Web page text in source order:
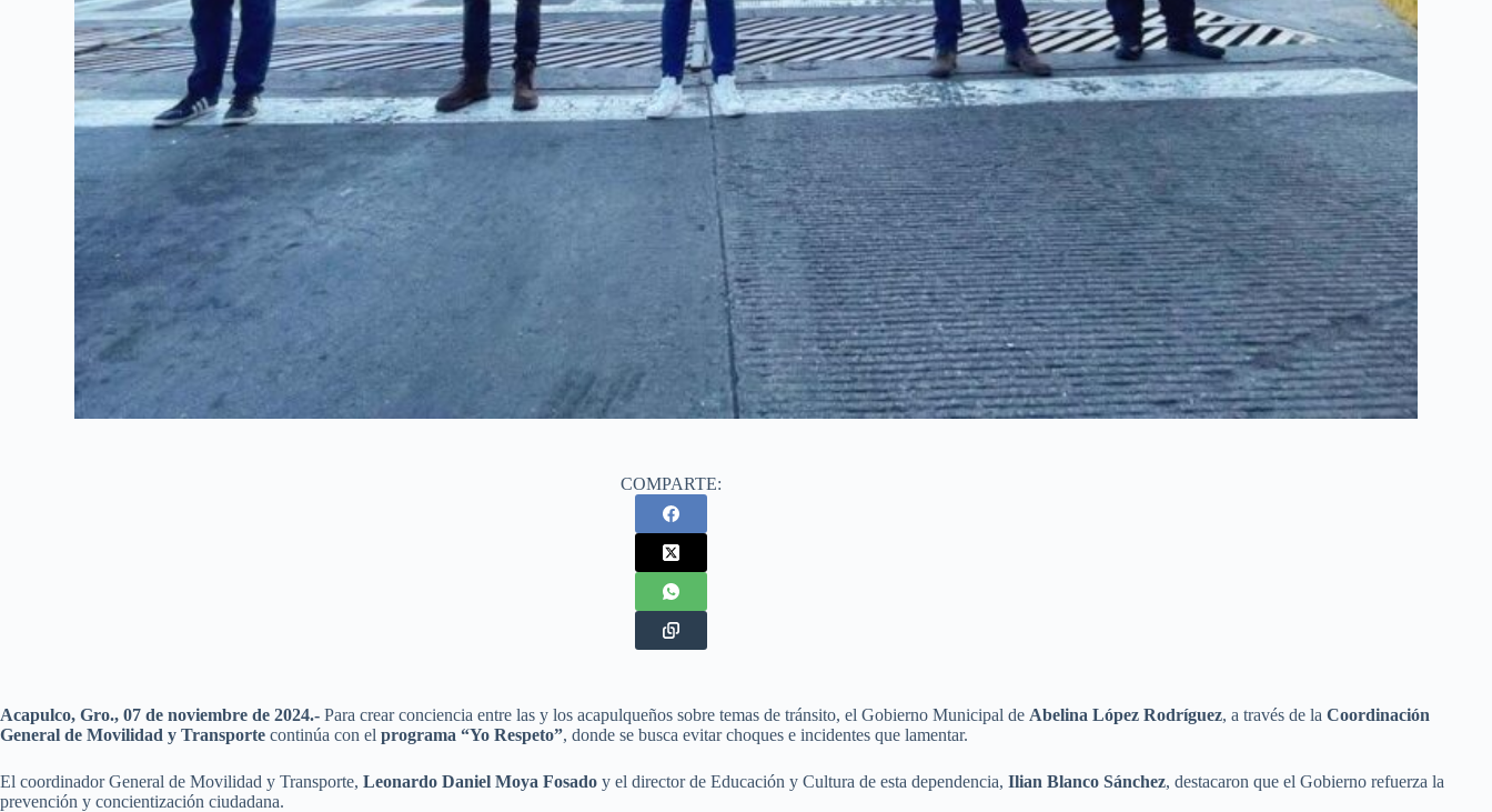
COMPARTE:
Acapulco, Gro., 07 de noviembre de 2024.- Para crear conciencia entre las y los acapulqueños sobre temas de tránsito, el Gobierno Municipal de Abelina López Rodríguez, a través de la Coordinación
General de Movilidad y Transporte continúa con el programa “Yo Respeto”, donde se busca evitar choques e incidentes que lamentar.
El coordinador General de Movilidad y Transporte, Leonardo Daniel Moya Fosado y el director de Educación y Cultura de esta dependencia, Ilian Blanco Sánchez, destacaron que el Gobierno refuerza la
prevención y concientización ciudadana.